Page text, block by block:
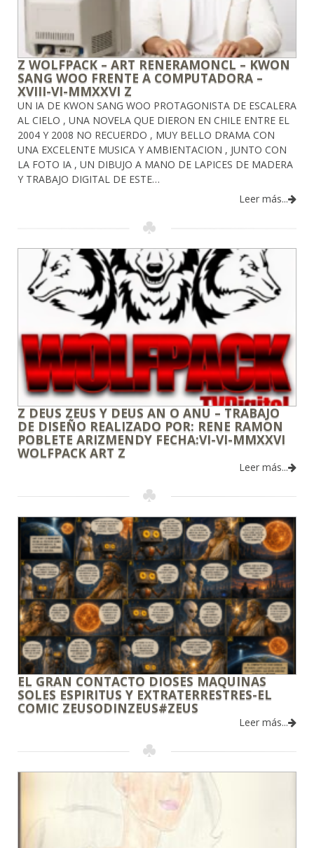
Z WOLFPACK – ART RENERAMONCL – KWON
SANG WOO FRENTE A COMPUTADORA –
XVIII-VI-MMXXVI Z
UN IA DE KWON SANG WOO PROTAGONISTA DE ESCALERA
AL CIELO , UNA NOVELA QUE DIERON EN CHILE ENTRE EL
2004 Y 2008 NO RECUERDO , MUY BELLO DRAMA CON
UNA EXCELENTE MUSICA Y AMBIENTACION , JUNTO CON
LA FOTO IA , UN DIBUJO A MANO DE LAPICES DE MADERA
Y TRABAJO DIGITAL DE ESTE…
Leer más...
Z DEUS ZEUS Y DEUS AN O ANU – TRABAJO
DE DISEÑO REALIZADO POR: RENE RAMON
POBLETE ARIZMENDY FECHA:VI-VI-MMXXVI
WOLFPACK ART Z
Leer más...
EL GRAN CONTACTO DIOSES MAQUINAS
SOLES ESPIRITUS Y EXTRATERRESTRES-EL
COMIC ZEUSODINZEUS#ZEUS
Leer más...